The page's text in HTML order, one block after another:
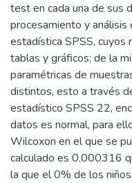
test en cada una de sus
procesamiento y
estadística SPSS,
tablas y gráficos; de la
paramétricas de
distintos, esto a través
estadístico SPSS 22,
datos es normal, para
Wilcoxon en el que se
calculado es 0,000316
la que el 0% de los